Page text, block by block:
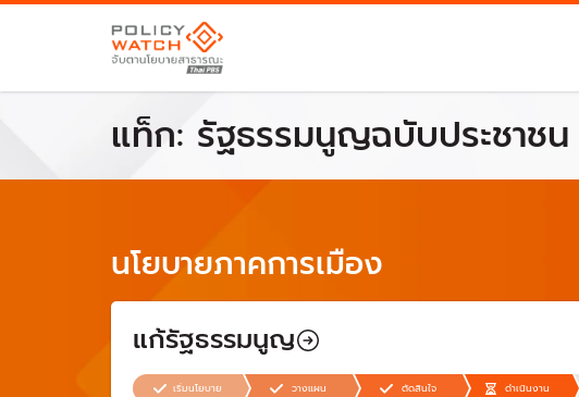
แท็ก: รัฐธรรมนูญฉบับประชาชน
นโยบายภาคการเมือง
แก้รัฐธรรมนูญ
เริ่มนโยบาย วางแผน ตัดสินใจ ดำเนินงาน